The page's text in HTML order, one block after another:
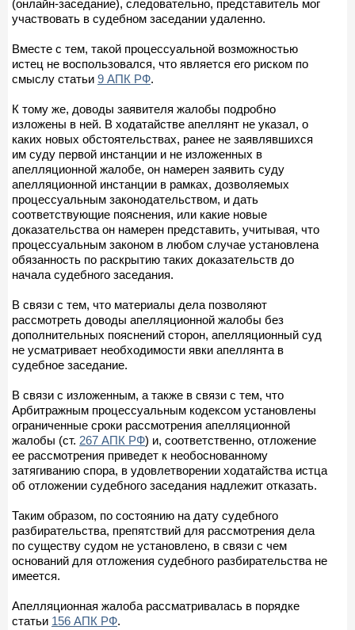
(онлайн-заседание), следовательно, представитель мог
участвовать в судебном заседании удаленно.
Вместе с тем, такой процессуальной возможностью
истец не воспользовался, что является его риском по
смыслу статьи 9 АПК РФ.
К тому же, доводы заявителя жалобы подробно
изложены в ней. В ходатайстве апеллянт не указал, о
каких новых обстоятельствах, ранее не заявлявшихся
им суду первой инстанции и не изложенных в
апелляционной жалобе, он намерен заявить суду
апелляционной инстанции в рамках, дозволяемых
процессуальным законодательством, и дать
соответствующие пояснения, или какие новые
доказательства он намерен представить, учитывая, что
процессуальным законом в любом случае установлена
обязанность по раскрытию таких доказательств до
начала судебного заседания.
В связи с тем, что материалы дела позволяют
рассмотреть доводы апелляционной жалобы без
дополнительных пояснений сторон, апелляционный суд
не усматривает необходимости явки апеллянта в
судебное заседание.
В связи с изложенным, а также в связи с тем, что
Арбитражным процессуальным кодексом установлены
ограниченные сроки рассмотрения апелляционной
жалобы (ст. 267 АПК РФ) и, соответственно, отложение
ее рассмотрения приведет к необоснованному
затягиванию спора, в удовлетворении ходатайства истца
об отложении судебного заседания надлежит отказать.
Таким образом, по состоянию на дату судебного
разбирательства, препятствий для рассмотрения дела
по существу судом не установлено, в связи с чем
оснований для отложения судебного разбирательства не
имеется.
Апелляционная жалоба рассматривалась в порядке
статьи 156 АПК РФ.